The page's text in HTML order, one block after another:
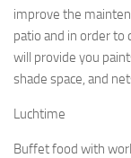
improve the
patio and in order to
will provide you
shade space, and
Luchtime
Buffet food with